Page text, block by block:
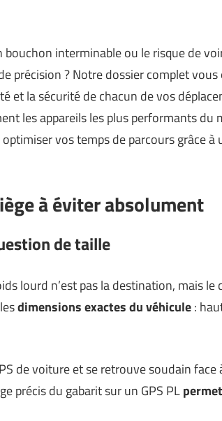
interminable ou le risque de
précision ? Notre dossier complet
et la sécurité de chacun de vos
les appareils les plus performants du
vos temps de parcours grâce à
à éviter absolument
de taille
lourd n’est pas la destination, mais le
dimensions exactes du véhicule:
de voiture et se retrouve soudain
précis du gabarit sur un GPS PL